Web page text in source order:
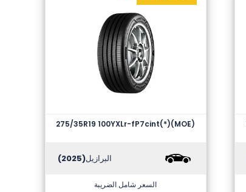
275/35R19 100YXLr-fP7cint(*)(MOE)
البرازيل(2025)
السعر شامل الضريبة